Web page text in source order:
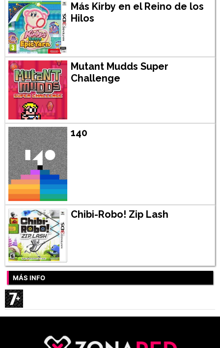
Más Kirby en el Reino de los
Hilos
Mutant Mudds Super
Challenge
140
Chibi-Robo! Zip Lash
MÁS INFO